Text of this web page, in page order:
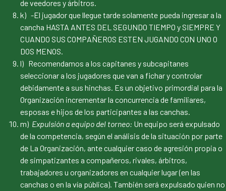
de veedores y árbitros.
k) -El jugador que llegue tarde solamente pueda ingresar a la
cancha HASTA ANTES DEL SEGUNDO TIEMPO y SIEMPRE Y
CUANDO SUS COMPAÑEROS ESTEN JUGANDO CON UNO O
DOS MENOS.
l) Recomendamos a los capitanes y subcapitanes
seleccionar a los jugadores que van a fichar y controlar
debidamente a sus hinchas. Es un objetivo primordial para la
Organización incrementar la concurrencia de familiares,
esposas e hijos de los participantes a las canchas.
m) Expulsión a equipo del torneo: Un equipo será expulsado
de la competencia, según el análisis de la situación por parte
de La Organización, ante cualquier caso de agresión propia o
de simpatizantes a compañeros, rivales, árbitros,
trabajadores u organizadores en cualquier lugar (en las
canchas o en la vía pública). También será expulsado quien no